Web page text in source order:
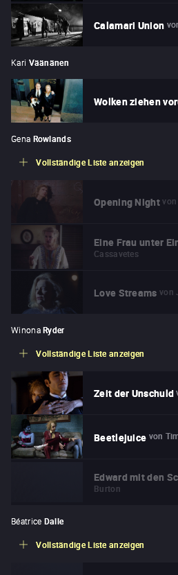
Calamari Union
Kari Väänänen
Wolken ziehen
Gena Rowlands
Vollständige Liste anzeigen
Opening Night von
Eine Frau unter
Cassavetes
Love Streams von
Winona Ryder
Vollständige Liste anzeigen
Zeit der Unschuld
Beetlejuice von
Edward mit den
Burton
Béatrice Dalle
Vollständige Liste anzeigen